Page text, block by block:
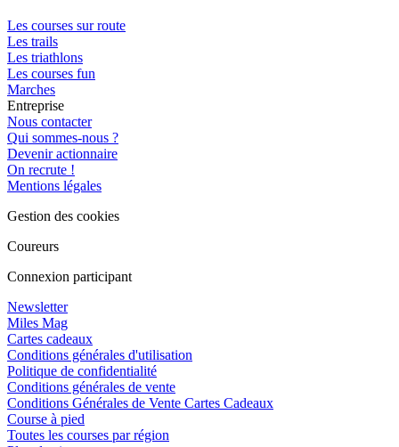
Les courses sur route
Les trails
Les triathlons
Les courses fun
Marches
Entreprise
Nous contacter
Qui sommes-nous ?
Devenir actionnaire
On recrute !
Mentions légales
Gestion des cookies
Coureurs
Connexion participant
Newsletter
Miles Mag
Cartes cadeaux
Conditions générales d'utilisation
Politique de confidentialité
Conditions générales de vente
Conditions Générales de Vente Cartes Cadeaux
Course à pied
Toutes les courses par région